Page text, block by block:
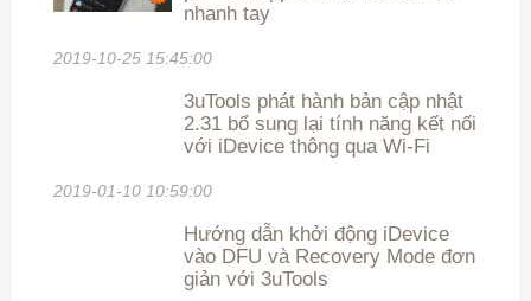
nhanh tay
2019-10-25 15:45:00
3uTools phát hành bản cập nhật
2.31 bổ sung lại tính năng kết nối
với iDevice thông qua Wi-Fi
2019-01-10 10:59:00
Hướng dẫn khởi động iDevice
vào DFU và Recovery Mode đơn
giản với 3uTools